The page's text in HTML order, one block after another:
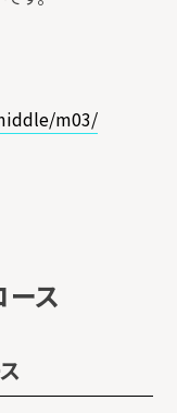
m03/
ス